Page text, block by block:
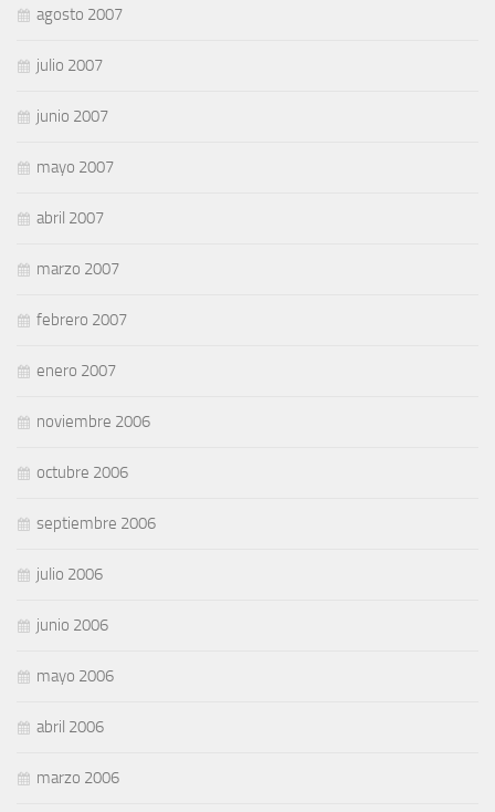
agosto 2007
julio 2007
junio 2007
mayo 2007
abril 2007
marzo 2007
febrero 2007
enero 2007
noviembre 2006
octubre 2006
septiembre 2006
julio 2006
junio 2006
mayo 2006
abril 2006
marzo 2006